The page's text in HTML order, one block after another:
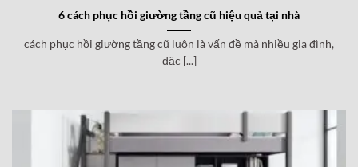
6 cách phục hồi giường tầng cũ hiệu quả tại nhà
cách phục hồi giường tầng cũ luôn là vấn đề mà nhiều gia đình,
đặc [...]